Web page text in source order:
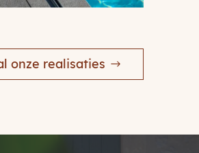
onze realisaties